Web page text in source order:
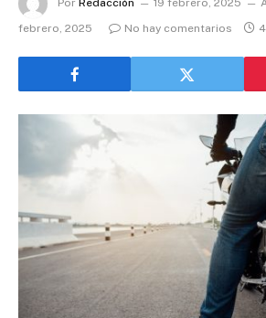
Por Redacción 19 febrero, 2025
febrero, 2025
No hay comentarios